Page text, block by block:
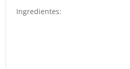
Ingredientes: